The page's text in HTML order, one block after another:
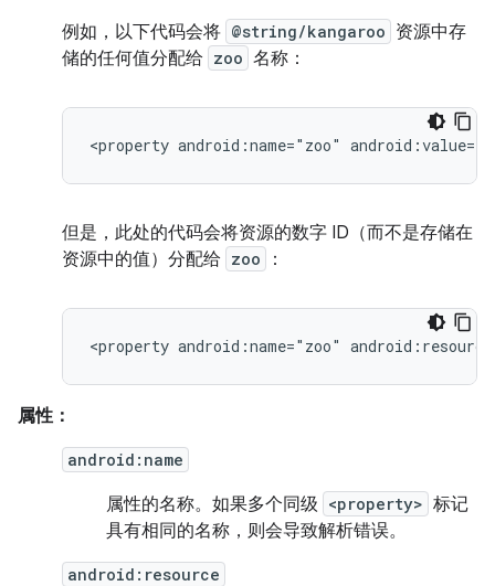
例如，以下代码会将 @string/kangaroo 资源中存
储的任何值分配给 zoo 名称：
<property android:name="zoo"
但是，此处的代码会将资源的数字 ID（而不是存储在
资源中的值）分配给 zoo ：
<property android:name="zoo"
属性：
android:name
属性的名称。如果多个同级 <property> 标记
具有相同的名称，则会导致解析错误。
android:resource